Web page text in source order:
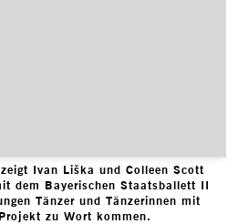
Ivan Liška und Colleen Scott
dem Bayerischen Staatsballett II
Tänzer und Tänzerinnen mit
zu Wort kommen.